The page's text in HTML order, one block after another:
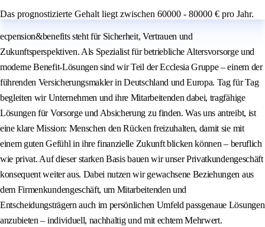
Das prognostizierte Gehalt liegt zwischen 60000 - 80000 € pro Jahr.
ecpension&benefits steht für Sicherheit, Vertrauen und
Zukunftsperspektiven. Als Spezialist für betriebliche Altersvorsorge und
moderne Benefit-Lösungen sind wir Teil der Ecclesia Gruppe – einem der
führenden Versicherungsmakler in Deutschland und Europa. Tag für Tag
begleiten wir Unternehmen und ihre Mitarbeitenden dabei, tragfähige
Lösungen für Vorsorge und Absicherung zu finden. Was uns antreibt, ist
eine klare Mission: Menschen den Rücken freizuhalten, damit sie mit
einem guten Gefühl in ihre finanzielle Zukunft blicken können – beruflich
wie privat. Auf dieser starken Basis bauen wir unser Privatkundengeschäft
konsequent weiter aus. Dabei nutzen wir gewachsene Beziehungen aus
dem Firmenkundengeschäft, um Mitarbeitenden und
Entscheidungsträgern auch im persönlichen Umfeld passgenaue Lösungen
anzubieten – individuell, nachhaltig und mit echtem Mehrwert.